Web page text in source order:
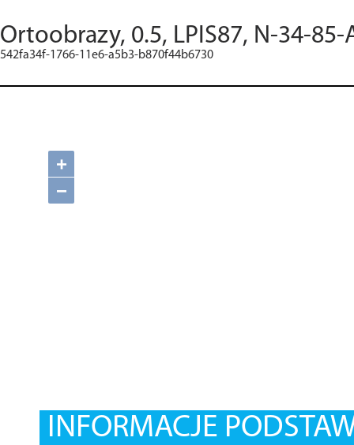
Ortoobrazy, 0.5, LPIS87, N-34-85-
542fa34f-1766-11e6-a5b3-b870f44b6730
+
−
INFORMACJE